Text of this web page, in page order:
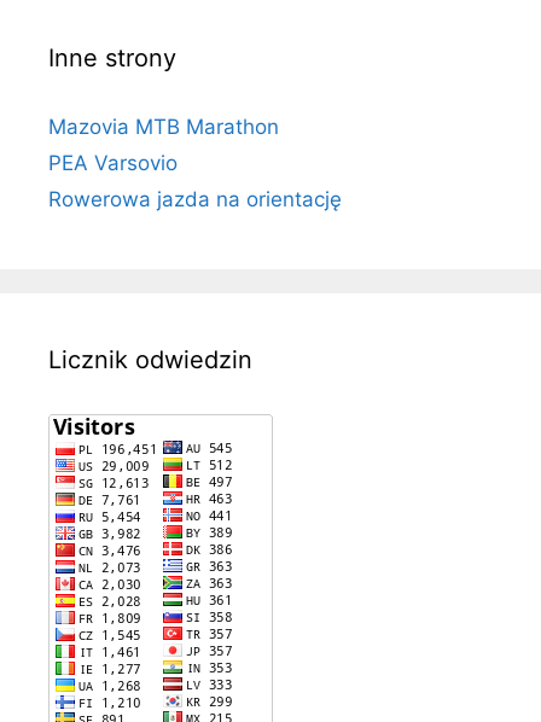
Inne strony
Mazovia MTB Marathon
PEA Varsovio
Rowerowa jazda na orientację
Licznik odwiedzin